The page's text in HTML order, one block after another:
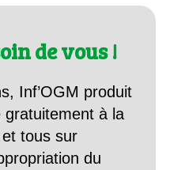
de vous !
Inf’OGM produit
gratuitement à la
tous sur
du